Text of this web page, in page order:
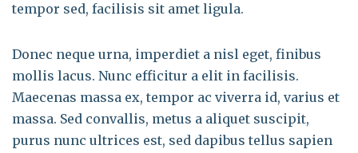
tempor sed, facilisis sit amet ligula.
Donec neque urna, imperdiet a nisl eget, finibus
mollis lacus. Nunc efficitur a elit in facilisis.
Maecenas massa ex, tempor ac viverra id, varius et
massa. Sed convallis, metus a aliquet suscipit,
purus nunc ultrices est, sed dapibus tellus sapien